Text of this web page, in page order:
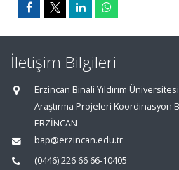
İletişim Bilgileri
Erzincan Binali Yıldırım
Araştırma Projeleri Koordinasyon
ERZİNCAN
bap@erzincan.edu.tr
(0446) 226 66 66-10405